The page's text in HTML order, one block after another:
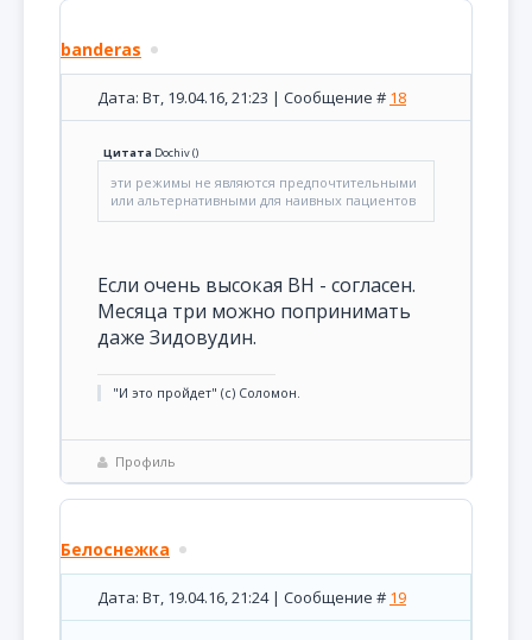
banderas
Дата: Вт, 19.04.16, 21:23 | Сообщение # 18
Цитата Dochiv()
эти режимы не являются предпочтительными
или альтернативными для наивных пациентов
Если очень высокая ВН - согласен.
Месяца три можно попринимать
даже Зидовудин.
"И это пройдет" (с) Соломон.
Профиль
Белоснежка
Дата: Вт, 19.04.16, 21:24 | Сообщение # 19